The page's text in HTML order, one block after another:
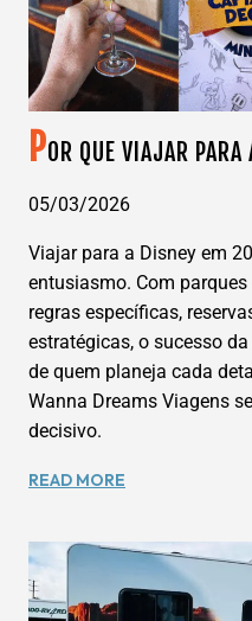
POR QUE VIAJAR
05/03/2026
Viajar para a Disney em
entusiasmo. Com
regras específicas,
estratégicas, o sucesso
de quem planeja cada
Wanna Dreams Viagens
decisivo.
READ MORE
PARA
DISNEY